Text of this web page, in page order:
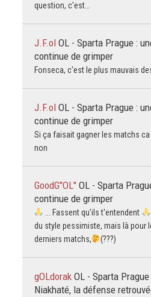
question, c'est…
J.F.ol OL - Sparta Prague :
continue de grimper
Fonseca, c'est le plus mauvais
J.F.ol OL - Sparta Prague :
continue de grimper
Si ça faisait gagner les matchs
non
GoodG"OL" OL - Sparta
continue de grimper
... Fassent qu'ils t'entendent
du style pessimiste, mais là pour
derniers matchs,
(???)
gOLdorak OL - Sparta
Niakhaté, la défense